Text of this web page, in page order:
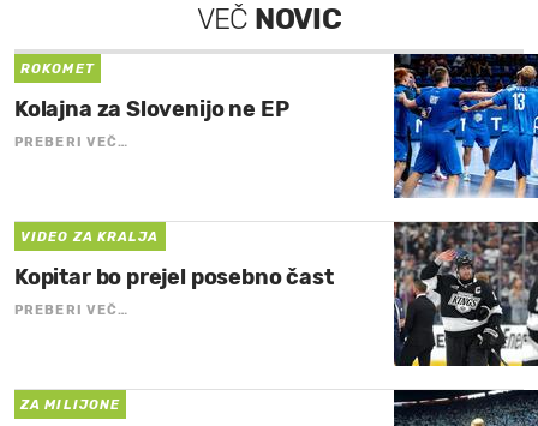
VEČ NOVIC
ROKOMET
Kolajna za Slovenijo ne EP
PREBERI VEČ…
VIDEO ZA KRALJA
Kopitar bo prejel posebno čast
PREBERI VEČ…
ZA MILIJONE